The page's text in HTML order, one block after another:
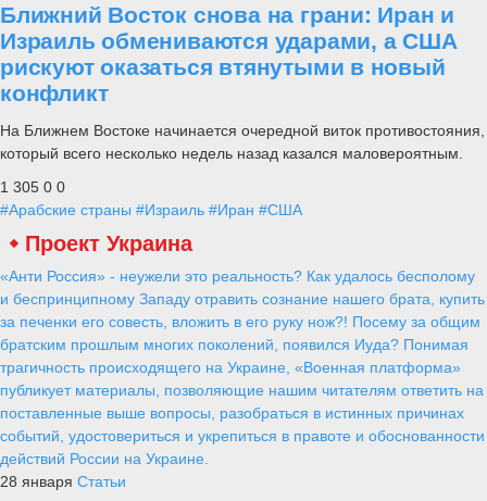
Ближний Восток снова на грани: Иран и
Израиль обмениваются ударами, а США
рискуют оказаться втянутыми в новый
конфликт
На Ближнем Востоке начинается очередной виток противостояния,
который всего несколько недель назад казался маловероятным.
1 305 0 0
#Арабские страны #Израиль #Иран #США
Проект Украина
«Анти Россия» - неужели это реальность? Как удалось бесполому
и беспринципному Западу отравить сознание нашего брата, купить
за печенки его совесть, вложить в его руку нож?! Посему за общим
братским прошлым многих поколений, появился Иуда? Понимая
трагичность происходящего на Украине, «Военная платформа»
публикует материалы, позволяющие нашим читателям ответить на
поставленные выше вопросы, разобраться в истинных причинах
событий, удостовериться и укрепиться в правоте и обоснованности
действий России на Украине.
28 января Статьи